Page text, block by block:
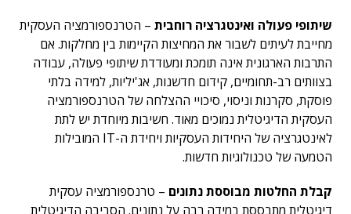
שיתופי פעולה ואינטגרציה רוחבית – הטרנספורמציה העסקית
מחייבת לעיתים לשבור את המחיצות הקיימות בין מחלקות. אם
התרבות הארגונית אינה תומכת ומעודדת שיתופי פעולה, עבודה
בצוותים רב-תחומיים, קידום חדשנות, אג'יליות, למידה בלתי
פוסקת, סקרנות וניסוי, סיכויי ההצלחה של הטרנספורמציה
העסקית הדיגיטלית נמוכים מאוד. חשיבות מיוחדת יש לתת
לאינטגרציה של היחידות העסקיות ויחידת ה-IT המובילות
הטמעה של טכנולוגיות חדשות.
קבלת החלטות מבוססת נתונים – טרנספורמציה עסקית
דיגיטלית מתבססת במידה רבה על נתונים. הסביבה הדיגיטלית